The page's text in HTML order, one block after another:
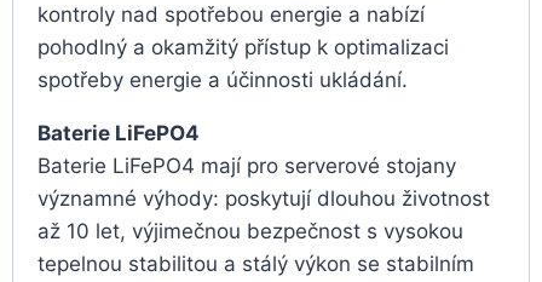
kontroly nad spotřebou energie a nabízí
pohodlný a okamžitý přístup k optimalizaci
spotřeby energie a účinnosti ukládání.
Baterie LiFePO4
Baterie LiFePO4 mají pro serverové stojany
významné výhody: poskytují dlouhou životnost
až 10 let, výjimečnou bezpečnost s vysokou
tepelnou stabilitou a stálý výkon se stabilním